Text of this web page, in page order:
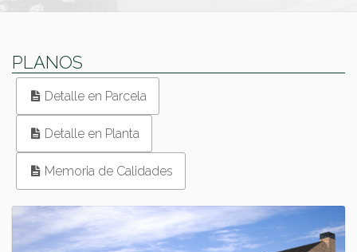
PLANOS
Detalle en Parcela
Detalle en Planta
Memoria de Calidades